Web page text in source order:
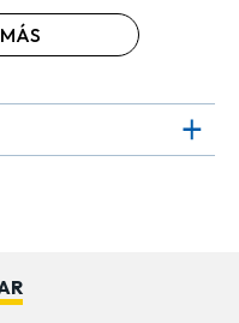
permiten que cada
a distintos estilos
siendo ideal para